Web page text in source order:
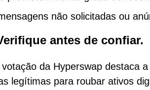
não solicitadas ou
antes de confiar.
da Hyperswap destaca
legítimas para roubar ativos